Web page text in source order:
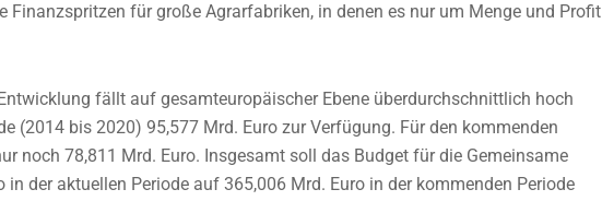
Finanzspritzen für große Agrarfabriken, in denen es nur um Menge und Profit
fällt auf gesamteuropäischer Ebene überdurchschnittlich hoch
(2014 bis 2020) 95,577 Mrd. Euro zur Verfügung. Für den kommenden
noch 78,811 Mrd. Euro. Insgesamt soll das Budget für die Gemeinsame
der aktuellen Periode auf 365,006 Mrd. Euro in der kommenden Periode